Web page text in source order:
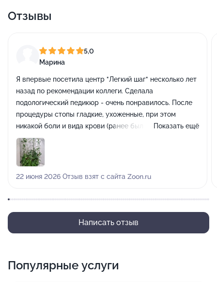
Отзывы
5,0
Марина
Я впервые посетила центр "Легкий шаг" несколько лет
назад по рекомендации коллеги. Сделала
подологический педикюр - очень понравилось. После
процедуры стопы гладкие, ухоженные, при этом
никакой боли и вида крови (ранее был печальный
опыт). Центр полностью оправдал мои ожидания. Я
регулярно посещаю это заведение и всегда ухожу с
отличным настроением. Выражаю искреннюю
благодарность Бирюковой Татьяне, а также всему
Показать ещё
22 июня 2026 Отзыв взят с сайта Zoon.ru
Написать отзыв
Популярные услуги